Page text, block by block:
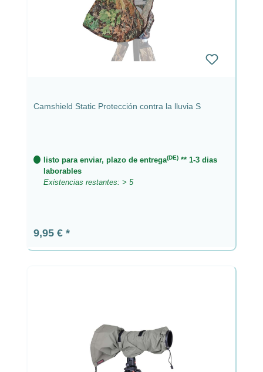
Camshield Static Protección contra la lluvia S
listo para enviar, plazo de entrega(DE) ** 1-3 dias
laborables
Existencias restantes: > 5
Precio normal:
9,95 €